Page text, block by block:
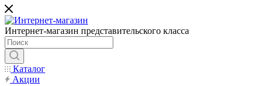
Интернет-магазин представительского класса
Каталог
Акции